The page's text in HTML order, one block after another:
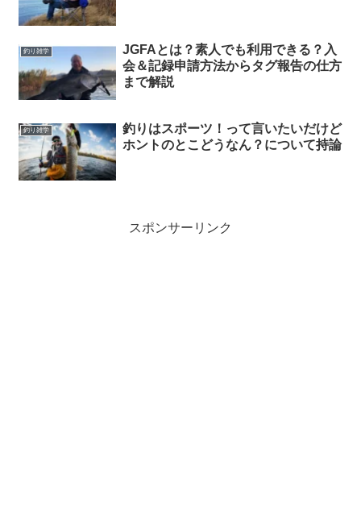
釣り雑学
JGFAとは？素人でも利用できる？入
会＆記録申請方法からタグ報告の仕方
まで解説
釣り雑学
釣りはスポーツ！って言いたいだけど
ホントのとこどうなん？について持論
スポンサーリンク